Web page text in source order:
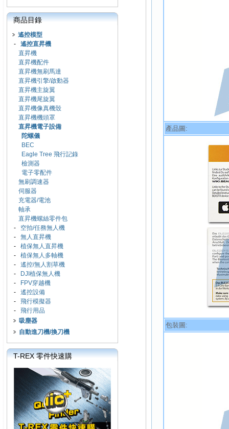
商品目錄
遙控模型
- 遙控直昇機
直昇機
直昇機配件
直昇機無刷馬達
直昇機引擎/啟動器
直昇機主旋翼
直昇機尾旋翼
直昇機像真機殼
直昇機機頭罩
直昇機電子設備
陀螺儀
BEC
Eagle Tree 飛行記錄
檢測器
電子零配件
無刷調速器
伺服器
充電器/電池
軸承
直昇機螺絲零件包
- 空拍/任務無人機
- 無人直昇機
- 植保無人直昇機
- 植保無人多軸機
- 遙控/無人割草機
-
DJI植保無人機
-
FPV穿越機
- 遙控設備
- 飛行模擬器
- 飛行用品
吸塵器
自動進刀機/換刀機
T-REX 零件快速購
產品圖:
包裝圖: